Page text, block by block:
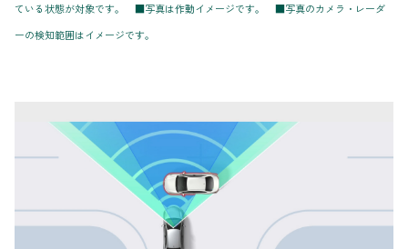
ている状態が対象です。 ■写真は作動イメージです。 ■写真のカメラ・レーダ
ーの検知範囲はイメージです。